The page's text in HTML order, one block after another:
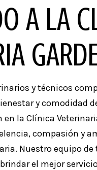
A LA
y técnicos
y comodidad
la Clínica
compasión y
Nuestro equipo de
el mejor